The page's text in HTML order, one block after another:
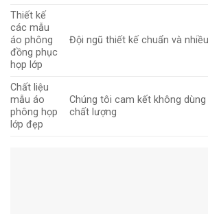
Thiết kế
các mẫu
áo phông
đồng phục
họp lớp
Đội ngũ thiết kế chuẩn và
Chất liệu
mẫu áo
phông họp
lớp đẹp
Chúng tôi cam kết không
chất lượng